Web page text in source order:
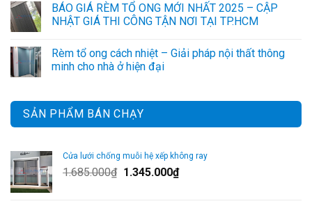
BÁO GIÁ RÈM TỔ ONG MỚI NHẤT 2025 – CẬP
NHẬT GIÁ THI CÔNG TẬN NƠI TẠI TP.HCM
Rèm tổ ong cách nhiệt – Giải pháp nội thất thông
minh cho nhà ở hiện đại
SẢN PHẨM BÁN CHẠY
Cửa lưới chống muỗi hệ xếp không ray
1.685.000₫ Giá
1.345.000₫Giá